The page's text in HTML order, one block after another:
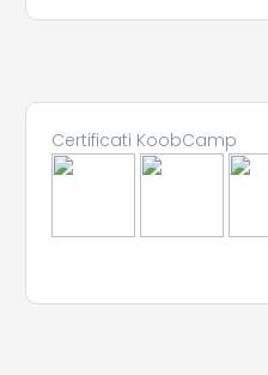
Certificati KoobCamp